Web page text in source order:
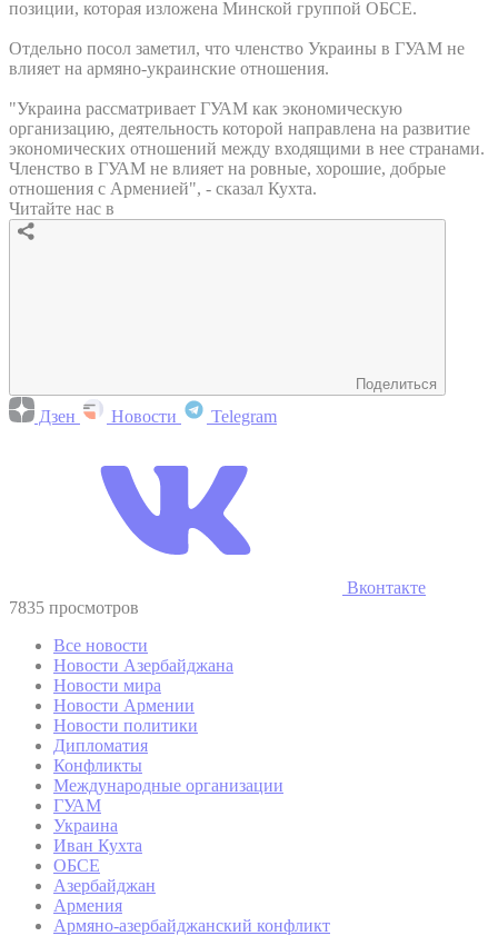
позиции, которая изложена Минской группой ОБСЕ.
Отдельно посол заметил, что членство Украины в ГУАМ не
влияет на армяно-украинские отношения.
"Украина рассматривает ГУАМ как экономическую
организацию, деятельность которой направлена на развитие
экономических отношений между входящими в нее странами.
Членство в ГУАМ не влияет на ровные, хорошие, добрые
отношения с Арменией", - сказал Кухта.
Читайте нас в
Поделиться
Дзен Новости Telegram
Вконтакте
7835 просмотров
Все новости
Новости Азербайджана
Новости мира
Новости Армении
Новости политики
Дипломатия
Конфликты
Международные организации
ГУАМ
Украина
Иван Кухта
ОБСЕ
Азербайджан
Армения
Армяно-азербайджанский конфликт